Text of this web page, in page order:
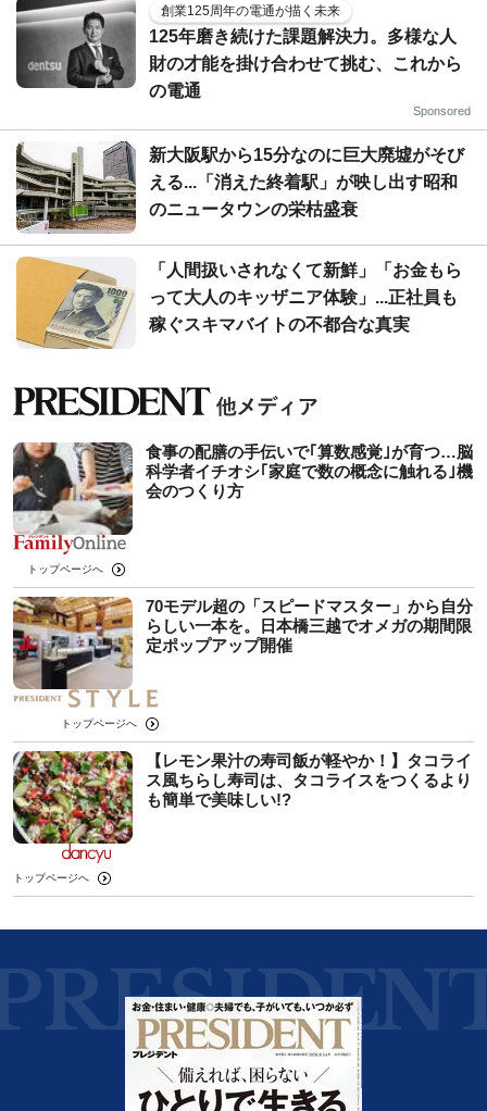
創業125周年の電通が描く未来
125年磨き続けた課題解決力。多様な人
財の才能を掛け合わせて挑む、これから
の電通
Sponsored
新大阪駅から15分なのに巨大廃墟がそび
える...「消えた終着駅」が映し出す昭和
のニュータウンの栄枯盛衰
「人間扱いされなくて新鮮」「お金もら
って大人のキッザニア体験」...正社員も
稼ぐスキマバイトの不都合な真実
食事の配膳の手伝いで｢算数感覚｣が育つ…脳
科学者イチオシ｢家庭で数の概念に触れる｣機
会のつくり方
トップページへ
70モデル超の「スピードマスター」から自分
らしい一本を。日本橋三越でオメガの期間限
定ポップアップ開催
トップページへ
【レモン果汁の寿司飯が軽やか！】タコライ
ス風ちらし寿司は、タコライスをつくるより
も簡単で美味しい!?
トップページへ